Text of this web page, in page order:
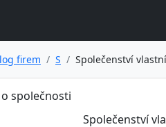
firem S Společenství
společnosti
Společenství